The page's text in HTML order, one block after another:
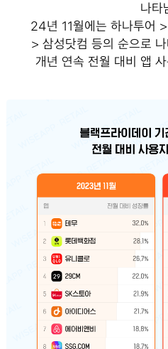
나타
24년 11월에는 하나투어
> 삼성닷컴 등의 순으로
개년 연속 전월 대비 앱